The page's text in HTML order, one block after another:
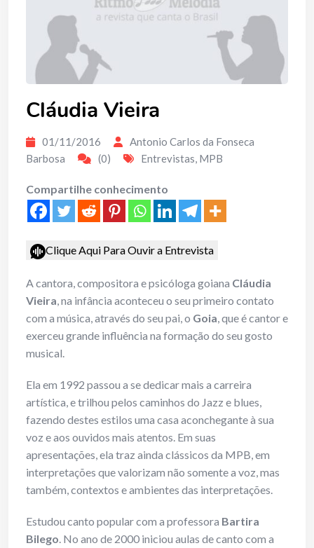
Cláudia Vieira
01/11/2016
Antonio Carlos da Fonseca
Barbosa
(0) Entrevistas, MPB
Compartilhe conhecimento
Clique Aqui Para Ouvir a Entrevista
A cantora, compositora e psicóloga goiana Cláudia
Vieira, na infância aconteceu o seu primeiro contato
com a música, através do seu pai, o Goia, que é cantor e
exerceu grande influência na formação do seu gosto
musical.
Ela em 1992 passou a se dedicar mais a carreira
artística, e trilhou pelos caminhos do Jazz e blues,
fazendo destes estilos uma casa aconchegante à sua
voz e aos ouvidos mais atentos. Em suas
apresentações, ela traz ainda clássicos da MPB, em
interpretações que valorizam não somente a voz, mas
também, contextos e ambientes das interpretações.
Estudou canto popular com a professora Bartira
Bilego. No ano de 2000 iniciou aulas de canto com a